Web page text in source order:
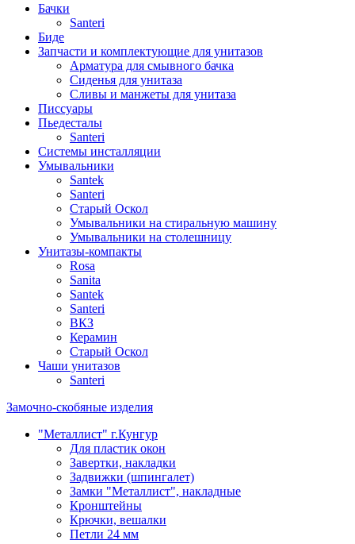
Бачки
Santeri
Биде
Запчасти и комплектующие для унитазов
Арматура для смывного бачка
Сиденья для унитаза
Сливы и манжеты для унитаза
Писсуары
Пьедесталы
Santeri
Системы инсталляции
Умывальники
Santek
Santeri
Старый Оскол
Умывальники на стиральную машину
Умывальники на столешницу
Унитазы-компакты
Rosa
Sanita
Santek
Santeri
ВКЗ
Керамин
Старый Оскол
Чаши унитазов
Santeri
Замочно-скобяные изделия
"Металлист" г.Кунгур
Для пластик окон
Завертки, накладки
Задвижки (шпингалет)
Замки "Металлист", накладные
Кронштейны
Крючки, вешалки
Петли 24 мм